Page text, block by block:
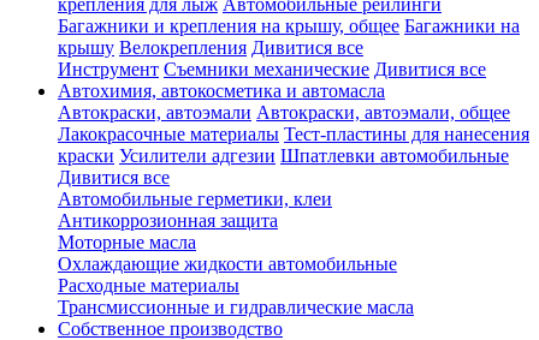
крепления для лыж Автомобильные рейлинги
Багажники и крепления на крышу, общее Багажники на
крышу Велокрепления Дивитися все
Инструмент Съемники механические Дивитися все
Автохимия, автокосметика и автомасла
Автокраски, автоэмали Автокраски, автоэмали, общее
Лакокрасочные материалы Тест-пластины для нанесения
краски Усилители адгезии Шпатлевки автомобильные
Дивитися все
Автомобильные герметики, клеи
Антикоррозионная защита
Моторные масла
Охлаждающие жидкости автомобильные
Расходные материалы
Трансмиссионные и гидравлические масла
Собственное производство